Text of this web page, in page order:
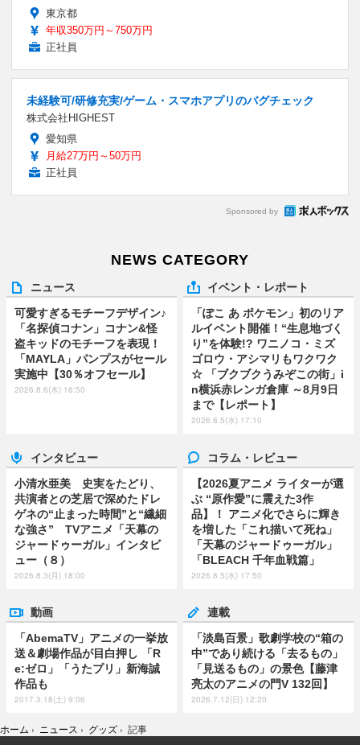
東京都
年収350万円～750万円
正社員
未経験可/研修充実/ゲーム・スマホアプリのバグチェック
株式会社HIGHEST
愛知県
月給27万円～50万円
正社員
Sponsored by
NEWS CATEGORY
ニュース
可愛すぎるモチーフデザイン♪
「名探偵コナン」コナン&怪
盗キッドのモチーフを表現！
「MAYLA」パンプスがセール
実施中【30％オフセール】
2026.8.6(木) 16:50
イベント・レポート
「ぽこ あ ポケモン」初のリア
ルイベント開催！“生息地づく
り”を体験!? ワニノコ・ミズ
ゴロウ・アシマリもワクワク
☆ 「ブクブクうみぞこの街」i
n横浜赤レンガ倉庫 ～8月9日
まで【レポート】
2026.8.5(水) 17:10
インタビュー
小清水亜美 史実をたどり、
共演者との芝居で深めたドレ
ゲネの“止まった時間”と“繊細
な強さ” TVアニメ「天幕の
ジャードゥーガル」インタビ
ュー（８）
2026.8.3(月) 18:00
コラム・レビュー
【2026夏アニメ ライターが選
ぶ “原作愛”に震えた3作
品】！ アニメ化でさらに輝き
を増した「これ描いて死ね」
「天幕のジャードゥーガル」
「BLEACH 千年血戦篇」
2026.8.5(水) 17:50
動画
「AbemaTV」アニメの一挙放
送＆劇場作品が目白押し 「R
e:ゼロ」「うたプリ」新海誠
作品も
2017.3.18(土) 9:06
連載
「淡島百景」歌劇学校の“箱の
中”であり続ける「去るもの」
「見送るもの」の景色【藤津
亮太のアニメの門V 132回】
2026.7.12(日) 12:20
ホーム › ニュース › グッズ › 記事